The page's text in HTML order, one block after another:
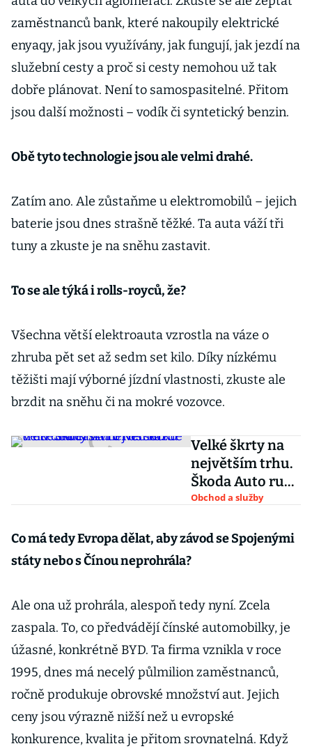
zaměstnanců bank, které nakoupily elektrické
enyaqy, jak jsou využívány, jak fungují, jak jezdí na
služební cesty a proč si cesty nemohou už tak
dobře plánovat. Není to samospasitelné. Přitom
jsou další možnosti – vodík či syntetický benzin.
Obě tyto technologie jsou ale velmi drahé.
Zatím ano. Ale zůstaňme u elektromobilů – jejich
baterie jsou dnes strašně těžké. Ta auta váží tři
tuny a zkuste je na sněhu zastavit.
To se ale týká i rolls-royců, že?
Všechna větší elektroauta vzrostla na váze o
zhruba pět set až sedm set kilo. Díky nízkému
těžišti mají výborné jízdní vlastnosti, zkuste ale
brzdit na sněhu či na mokré vozovce.
Velké škrty na
největším trhu.
Škoda Auto ruší
každé třetí
Německu
Obchod a služby
Co má tedy Evropa dělat, aby závod se Spojenými
státy nebo s Čínou neprohrála?
Ale ona už prohrála, alespoň tedy nyní. Zcela
zaspala. To, co předvádějí čínské automobilky, je
úžasné, konkrétně BYD. Ta firma vznikla v roce
1995, dnes má necelý půlmilion zaměstnanců,
ročně produkuje obrovské množství aut. Jejich
ceny jsou výrazně nižší než u evropské
konkurence, kvalita je přitom srovnatelná. Když